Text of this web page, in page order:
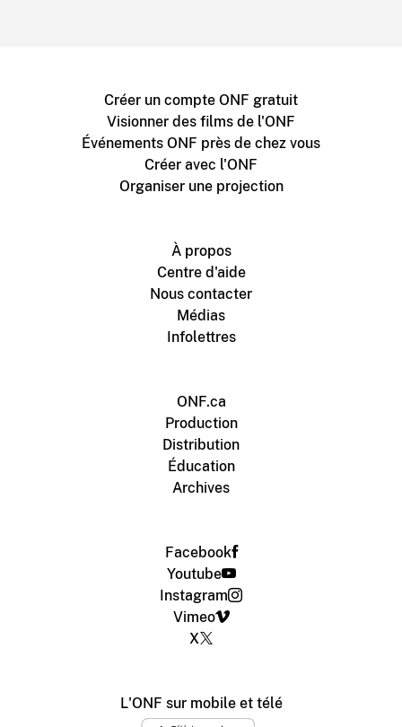
Créer un compte ONF gratuit
Visionner des films de l'ONF
Événements ONF près de chez vous
Créer avec l'ONF
Organiser une projection
À propos
Centre d'aide
Nous contacter
Médias
Infolettres
ONF.ca
Production
Distribution
Éducation
Archives
Facebook
Youtube
Instagram
Vimeo
X
L'ONF sur mobile et télé